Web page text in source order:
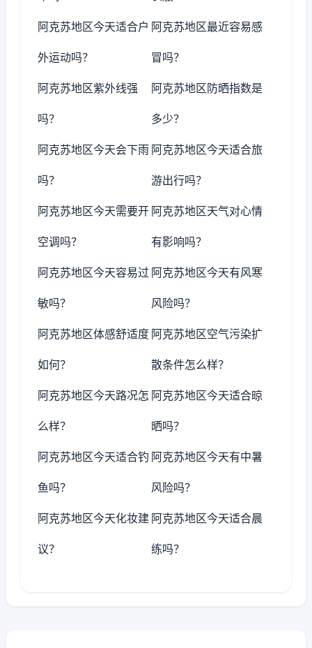
阿克苏地区今天适合户
外运动吗？
阿克苏地区最近容易感
冒吗？
阿克苏地区紫外线强
吗？
阿克苏地区防晒指数是
多少？
阿克苏地区今天会下雨
吗？
阿克苏地区今天适合旅
游出行吗？
阿克苏地区今天需要开
空调吗？
阿克苏地区天气对心情
有影响吗？
阿克苏地区今天容易过
敏吗？
阿克苏地区今天有风寒
风险吗？
阿克苏地区体感舒适度
如何？
阿克苏地区空气污染扩
散条件怎么样？
阿克苏地区今天路况怎
么样？
阿克苏地区今天适合晾
晒吗？
阿克苏地区今天适合钓
鱼吗？
阿克苏地区今天有中暑
风险吗？
阿克苏地区今天化妆建
议？
阿克苏地区今天适合晨
练吗？